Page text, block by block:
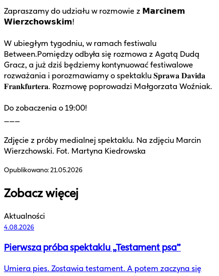
Zapraszamy do udziału w rozmowie z 𝗠𝗮𝗿𝗰𝗶𝗻𝗲𝗺
𝗪𝗶𝗲𝗿𝘇𝗰𝗵𝗼𝘄𝘀𝗸𝗶𝗺!
W ubiegłym tygodniu, w ramach festiwalu
Between.Pomiędzy odbyła się rozmowa z Agatą Dudą
Gracz, a już dziś będziemy kontynuować festiwalowe
rozważania i porozmawiamy o spektaklu 𝐒𝐩𝐫𝐚𝐰𝐚 𝐃𝐚𝐯𝐢𝐝𝐚
𝐅𝐫𝐚𝐧𝐤𝐟𝐮𝐫𝐭𝐞𝐫𝐚. Rozmowę poprowadzi Małgorzata Woźniak.
Do zobaczenia o 19:00!
Zdjęcie z próby medialnej spektaklu. Na zdjęciu Marcin
Wierzchowski. Fot. Martyna Kiedrowska
Opublikowano:21.05.2026
Zobacz więcej
Aktualności
4.08.2026
Pierwsza próba spektaklu „Testament psa”
Umiera pies. Zostawia testament. A potem zaczyna się